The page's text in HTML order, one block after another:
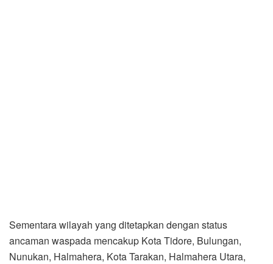
Sementara wilayah yang ditetapkan dengan status
ancaman waspada mencakup Kota Tidore, Bulungan,
Nunukan, Halmahera, Kota Tarakan, Halmahera Utara,